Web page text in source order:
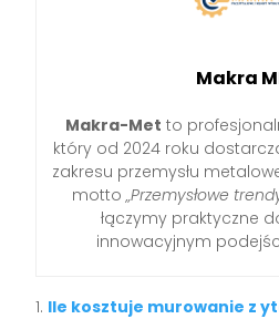
Makra
Makra-Met to
który od 2024 roku
zakresu przemysłu
motto „Przemysłowe
łączymy praktyczne
innowacyjnym
Ile kosztuje murowanie z